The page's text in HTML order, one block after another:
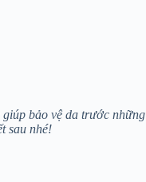
bảo vệ da trước
sau nhé!